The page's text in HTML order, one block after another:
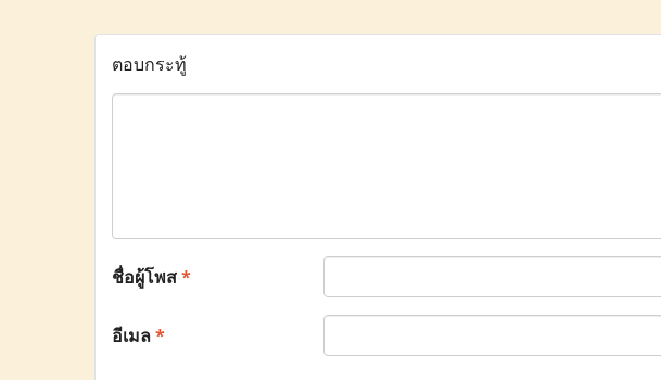
ตอบกระทู้
ชื่อผู้โพส*
อีเมล*